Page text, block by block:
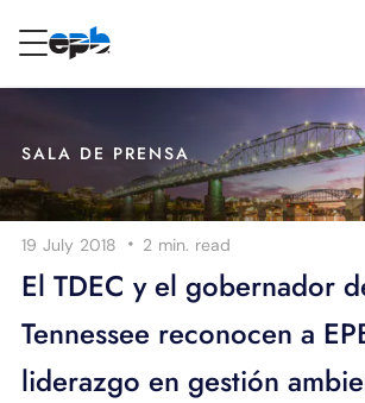
Internet
Energía
Televisión
principal
SALA DE PRENSA
19 July 2018 · 2 min. read
El TDEC y el gobernador
Tennessee reconocen a
liderazgo en gestión